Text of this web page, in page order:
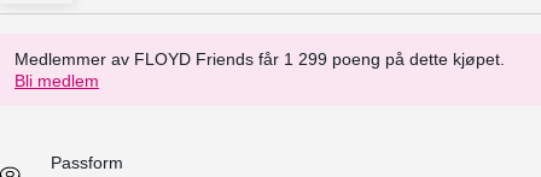
Medlemmer av FLOYD Friends får 1 299 poeng på dette kjøpet.
Bli medlem
Passform